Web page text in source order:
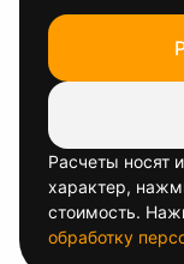
Расчеты носят
характер,
стоимость.
обработку